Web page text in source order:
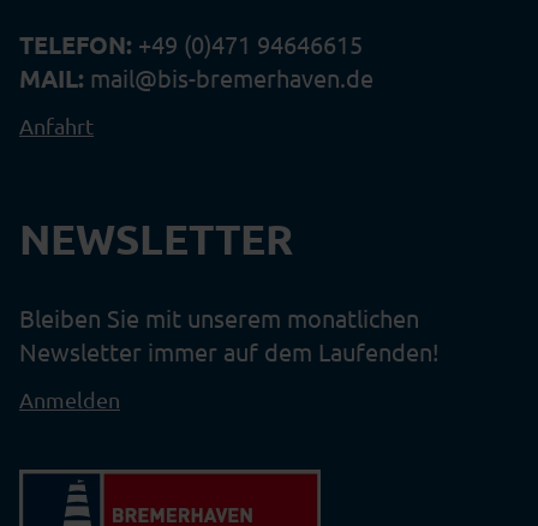
TELEFON: +49 (0)471 94646615
MAIL: mail@bis-bremerhaven.de
Anfahrt
NEWSLETTER
Bleiben Sie mit unserem monatlichen
Newsletter immer auf dem Laufenden!
Anmelden